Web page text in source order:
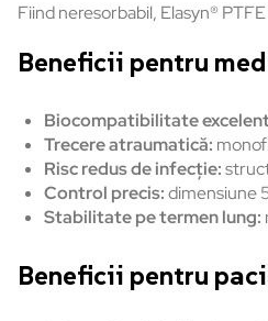
Fiind neresorbabil, Elasyn®
Beneficii pentru
Biocompatibilitate
Trecere atraumatică:
Risc redus de infecție:
Control precis:dimensiune
Stabilitate pe termen lung:
Beneficii pentru